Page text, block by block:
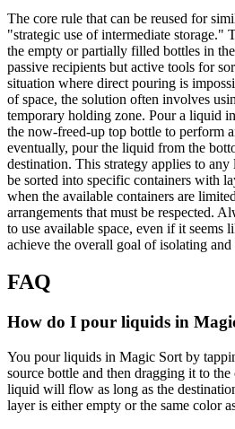
The core rule that can be reused for
"strategic use of intermediate storage."
the empty or partially filled bottles in
passive recipients but active tools for
situation where direct pouring is
of space, the solution often involves
temporary holding zone. Pour a liquid
the now-freed-up top bottle to perform
eventually, pour the liquid from the
destination. This strategy applies to
be sorted into specific containers with
when the available containers are
arrangements that must be respected.
to use available space, even if it seems
achieve the overall goal of isolating
FAQ
How do I pour liquids in
You pour liquids in Magic Sort by
source bottle and then dragging it to
liquid will flow as long as the
layer is either empty or the same color